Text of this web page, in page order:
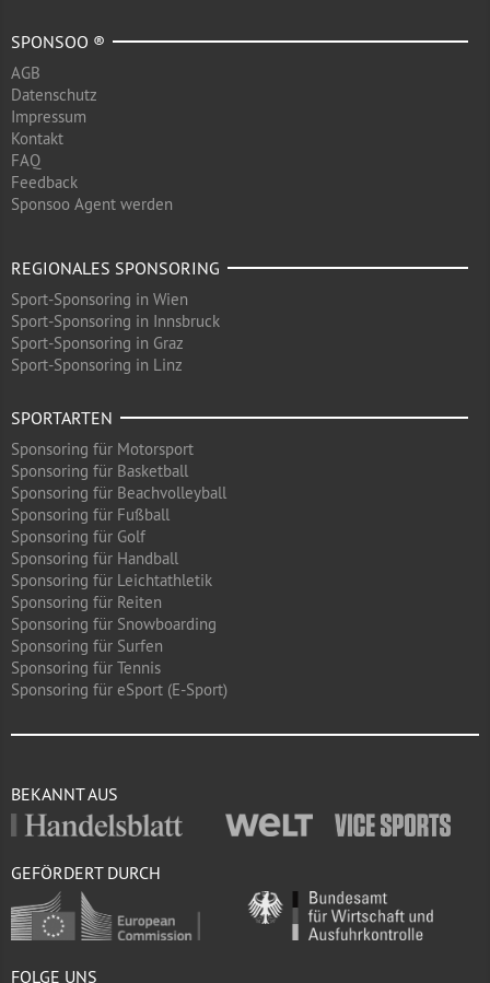
SPONSOO ®
AGB
Datenschutz
Impressum
Kontakt
FAQ
Feedback
Sponsoo Agent werden
REGIONALES SPONSORING
Sport-Sponsoring in Wien
Sport-Sponsoring in Innsbruck
Sport-Sponsoring in Graz
Sport-Sponsoring in Linz
SPORTARTEN
Sponsoring für Motorsport
Sponsoring für Basketball
Sponsoring für Beachvolleyball
Sponsoring für Fußball
Sponsoring für Golf
Sponsoring für Handball
Sponsoring für Leichtathletik
Sponsoring für Reiten
Sponsoring für Snowboarding
Sponsoring für Surfen
Sponsoring für Tennis
Sponsoring für eSport (E-Sport)
BEKANNT AUS
GEFÖRDERT DURCH
FOLGE UNS